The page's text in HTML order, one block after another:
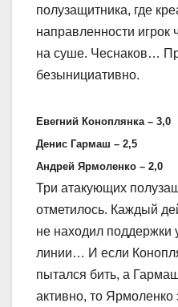
полузащитника, где
направленности игрок
на суше. Чеснаков…
безынициативно.
Евегний Коноплянка – 3,0
Денис Гармаш – 2,5
Андрей Ярмоленко – 2,0
Три атакующих
отметилось. Каждый
не находил поддержки
линии… И если
пытался бить, а
активно, то